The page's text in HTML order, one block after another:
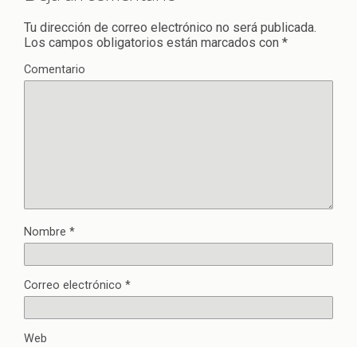
Tu dirección de correo electrónico no será publicada.
Los campos obligatorios están marcados con *
Comentario
Nombre *
Correo electrónico *
Web